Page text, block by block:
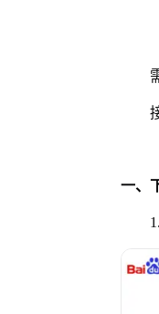
需
接
一、
1.打